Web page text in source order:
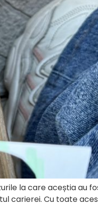
la care aceștia au
carierei. Cu toate